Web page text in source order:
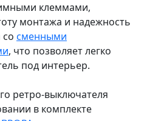
клеммами,
монтажа и надежность
сменными
, что позволяет легко
под интерьер.
ретро-выключателя
в комплекте